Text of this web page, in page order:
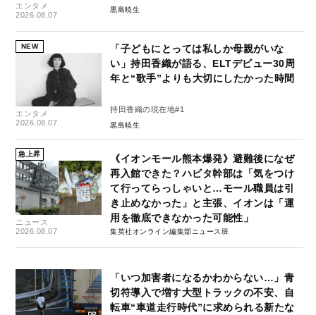
エンタメ
2026.08.07
黒島暁生
NEW
エンタメ
2026.08.07
「子どもにとっては私しか母親がいな
い」持田香織が語る、ELTデビュー30周
年と“歌手”よりも大切にしたかった時間
持田香織の現在地#1
黒島暁生
急上昇
ニュース
2026.08.07
《イオンモール熊本爆発》避難後になぜ
再入館できた？ハビタ幹部は「気をつけ
て行ってらっしゃいと…モール職員は引
き止めなかった」と主張、イオンは「運
用を徹底できなかった可能性」
集英社オンライン編集部ニュース班
「いつ加害者になるかわからない…」青
切符導入で増す大型トラックの不安、自
転車“車道走行時代”に求められる新たな